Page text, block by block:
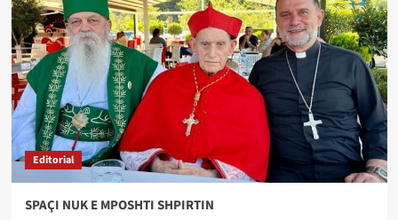
Editorial
SPAÇI NUK E MPOSHTI SHPIRTIN